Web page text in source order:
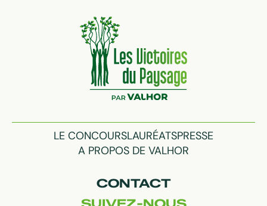
LE CONCOURSLAURÉATSPRESSE
A PROPOS DE VALHOR
CONTACT